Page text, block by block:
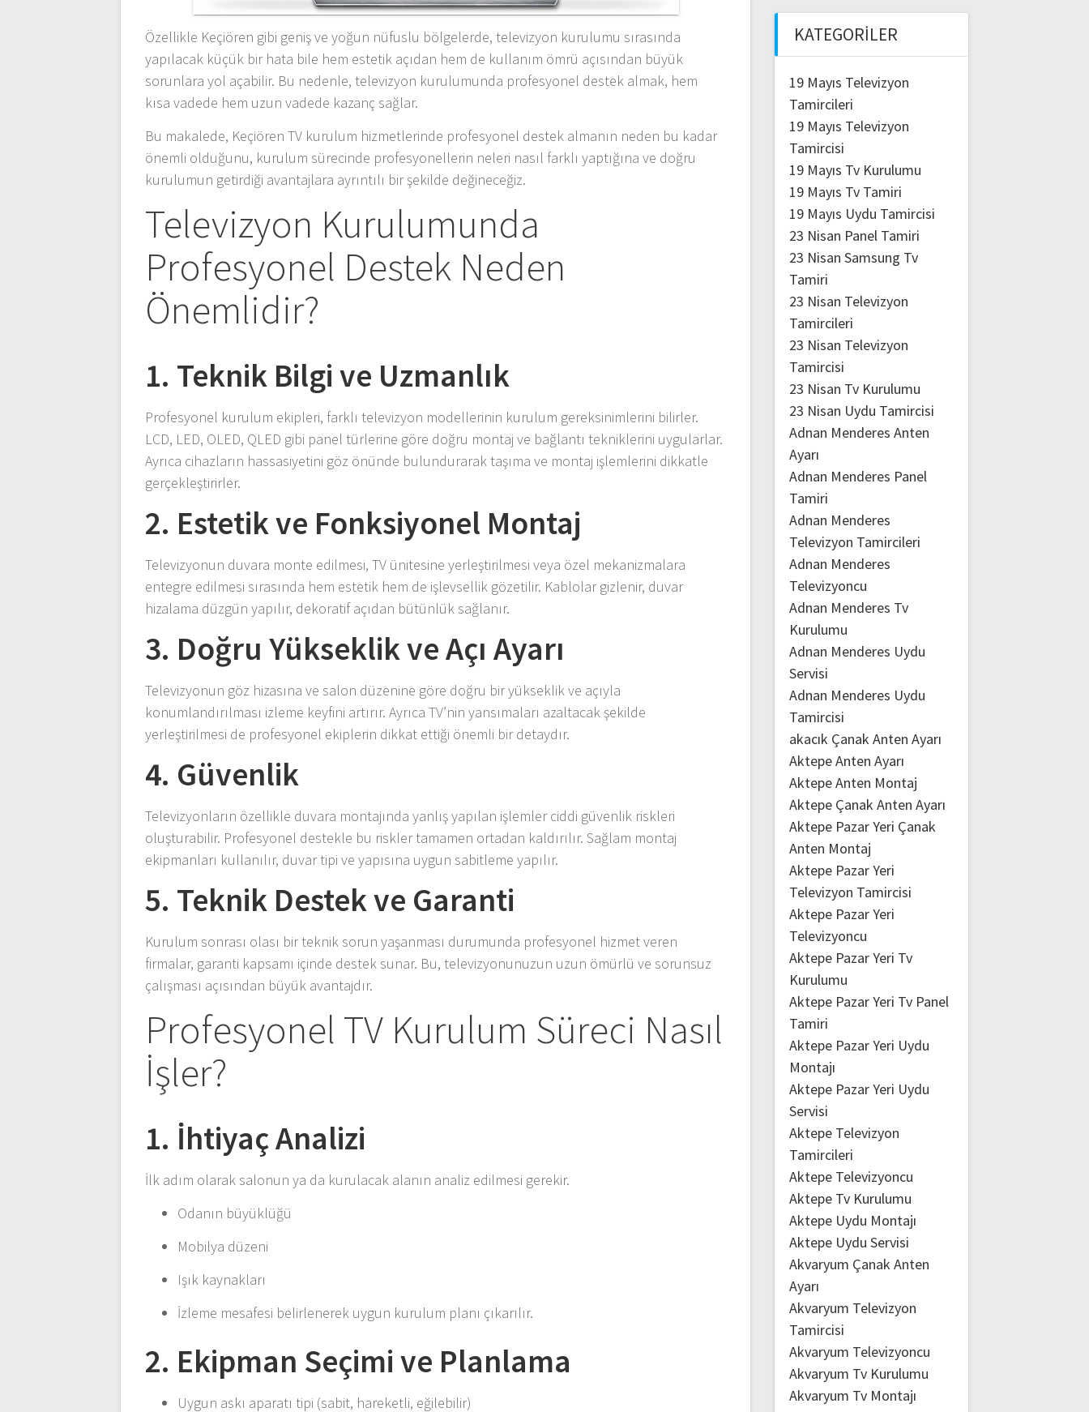
Özellikle Keçiören gibi geniş ve yoğun nüfuslu bölgelerde, televizyon kurulumu sırasında
yapılacak küçük bir hata bile hem estetik açıdan hem de kullanım ömrü açısından büyük
sorunlara yol açabilir. Bu nedenle, televizyon kurulumunda profesyonel destek almak, hem
kısa vadede hem uzun vadede kazanç sağlar.
Bu makalede, Keçiören TV kurulum hizmetlerinde profesyonel destek almanın neden bu kadar
önemli olduğunu, kurulum sürecinde profesyonellerin neleri nasıl farklı yaptığına ve doğru
kurulumun getirdiği avantajlara ayrıntılı bir şekilde değineceğiz.
Televizyon Kurulumunda
Profesyonel Destek Neden
Önemlidir?
1. Teknik Bilgi ve Uzmanlık
Profesyonel kurulum ekipleri, farklı televizyon modellerinin kurulum gereksinimlerini bilirler.
LCD, LED, OLED, QLED gibi panel türlerine göre doğru montaj ve bağlantı tekniklerini uygularlar.
Ayrıca cihazların hassasiyetini göz önünde bulundurarak taşıma ve montaj işlemlerini dikkatle
gerçekleştirirler.
2. Estetik ve Fonksiyonel Montaj
Televizyonun duvara monte edilmesi, TV ünitesine yerleştirilmesi veya özel mekanizmalara
entegre edilmesi sırasında hem estetik hem de işlevsellik gözetilir. Kablolar gizlenir, duvar
hizalama düzgün yapılır, dekoratif açıdan bütünlük sağlanır.
3. Doğru Yükseklik ve Açı Ayarı
Televizyonun göz hizasına ve salon düzenine göre doğru bir yükseklik ve açıyla
konumlandırılması izleme keyfini artırır. Ayrıca TV’nin yansımaları azaltacak şekilde
yerleştirilmesi de profesyonel ekiplerin dikkat ettiği önemli bir detaydır.
4. Güvenlik
Televizyonların özellikle duvara montajında yanlış yapılan işlemler ciddi güvenlik riskleri
oluşturabilir. Profesyonel destekle bu riskler tamamen ortadan kaldırılır. Sağlam montaj
ekipmanları kullanılır, duvar tipi ve yapısına uygun sabitleme yapılır.
5. Teknik Destek ve Garanti
Kurulum sonrası olası bir teknik sorun yaşanması durumunda profesyonel hizmet veren
firmalar, garanti kapsamı içinde destek sunar. Bu, televizyonunuzun uzun ömürlü ve sorunsuz
çalışması açısından büyük avantajdır.
Profesyonel TV Kurulum Süreci Nasıl
İşler?
1. İhtiyaç Analizi
İlk adım olarak salonun ya da kurulacak alanın analiz edilmesi gerekir.
Odanın büyüklüğü
Mobilya düzeni
Işık kaynakları
İzleme mesafesi belirlenerek uygun kurulum planı çıkarılır.
2. Ekipman Seçimi ve Planlama
Uygun askı aparatı tipi (sabit, hareketli, eğilebilir)
KATEGORILER
19 Mayıs Televizyon
Tamircileri
19 Mayıs Televizyon
Tamircisi
19 Mayıs Tv Kurulumu
19 Mayıs Tv Tamiri
19 Mayıs Uydu Tamircisi
23 Nisan Panel Tamiri
23 Nisan Samsung Tv
Tamiri
23 Nisan Televizyon
Tamircileri
23 Nisan Televizyon
Tamircisi
23 Nisan Tv Kurulumu
23 Nisan Uydu Tamircisi
Adnan Menderes Anten
Ayarı
Adnan Menderes Panel
Tamiri
Adnan Menderes
Televizyon Tamircileri
Adnan Menderes
Televizyoncu
Adnan Menderes Tv
Kurulumu
Adnan Menderes Uydu
Servisi
Adnan Menderes Uydu
Tamircisi
akacık Çanak Anten Ayarı
Aktepe Anten Ayarı
Aktepe Anten Montaj
Aktepe Çanak Anten Ayarı
Aktepe Pazar Yeri Çanak
Anten Montaj
Aktepe Pazar Yeri
Televizyon Tamircisi
Aktepe Pazar Yeri
Televizyoncu
Aktepe Pazar Yeri Tv
Kurulumu
Aktepe Pazar Yeri Tv Panel
Tamiri
Aktepe Pazar Yeri Uydu
Montajı
Aktepe Pazar Yeri Uydu
Servisi
Aktepe Televizyon
Tamircileri
Aktepe Televizyoncu
Aktepe Tv Kurulumu
Aktepe Uydu Montajı
Aktepe Uydu Servisi
Akvaryum Çanak Anten
Ayarı
Akvaryum Televizyon
Tamircisi
Akvaryum Televizyoncu
Akvaryum Tv Kurulumu
Akvaryum Tv Montajı